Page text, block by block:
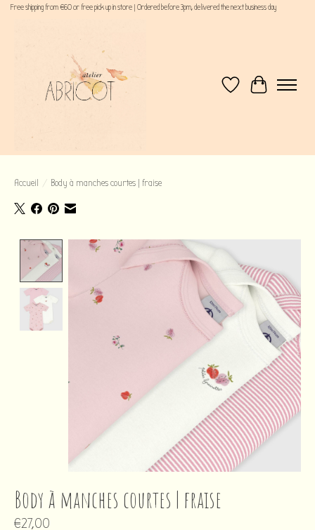
Free shipping from €60 or free pick up in store | Ordered before 3pm, delivered the next business day
Liste de souhaits
Panier
Accueil / Body à manches courtes | fraise
Product image slideshow Items
Body à manches courtes | fraise
€27,00